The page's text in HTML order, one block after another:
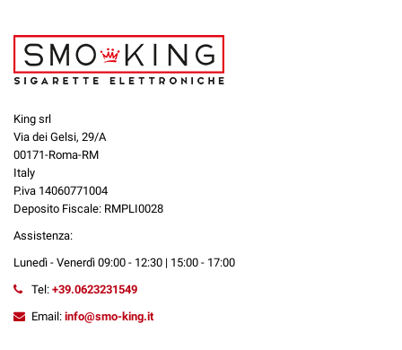
King srl
Via dei Gelsi, 29/A
00171-Roma-RM
Italy
P.iva 14060771004
Deposito Fiscale: RMPLI0028
Assistenza:
Lunedì - Venerdì 09:00 - 12:30 | 15:00 - 17:00
Tel: +39.0623231549
Email: info@smo-king.it